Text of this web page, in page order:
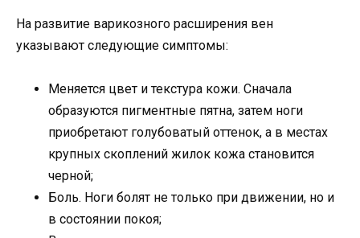
На развитие варикозного расширения вен
указывают следующие симптомы:
Меняется цвет и текстура кожи. Сначала
образуются пигментные пятна, затем ноги
приобретают голубоватый оттенок, а в местах
крупных скоплений жилок кожа становится
черной;
Боль. Ноги болят не только при движении, но и
в состоянии покоя;